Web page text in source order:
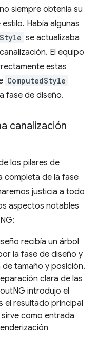
no siempre obtenía su
Había algunas
se actualizaba
El equipo
estas
ComputedStyle
fase de diseño.
canalización
los pilares de
completa de la fase
justicia a todo
aspectos notables
recibía un árbol
la fase de diseño y
tamaño y posición.
clara de las
introdujo el
el resultado principal
como entrada